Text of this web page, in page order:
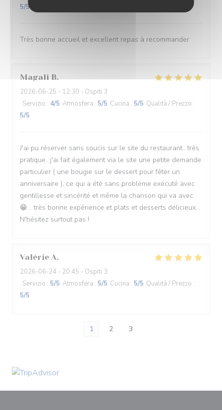
5/5
Très bonne accueil et excellent repas à recommander
Magali B
2026-06-25 - 12:30 - Ospiti 3
Servizio : 4/5 Atmosfera : 5/5 Cucina : 5/5 Qualità / Prezzo :
5/5
J'ai pu réserver sans soucis sur le site du restaurant.. très
pratique...j'ai fait également via le site une petite demande
particulier ( une bougie sur le dessert pour fêter un
anniversaire ), ce qui a été sans problème exécuté avec
gentillesse et sincérité et même la chanson qui va avec
😁... très bonne expérience et plats et desserts délicieux...
N'hésitez surtout pas !
Valérie A
2026-06-24 - 20:45 - Ospiti 3
Servizio : 5/5 Atmosfera : 5/5 Cucina : 5/5 Qualità / Prezzo :
5/5
1 2 3